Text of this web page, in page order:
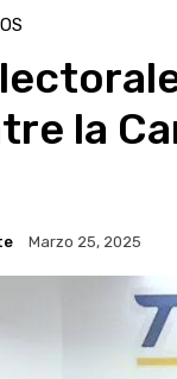
la
Marzo 25, 2025